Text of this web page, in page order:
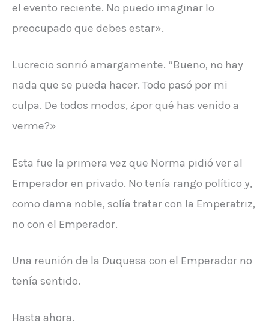
el evento reciente. No puedo imaginar lo
preocupado que debes estar».
Lucrecio sonrió amargamente. “Bueno, no hay
nada que se pueda hacer. Todo pasó por mi
culpa. De todos modos, ¿por qué has venido a
verme?»
Esta fue la primera vez que Norma pidió ver al
Emperador en privado. No tenía rango político y,
como dama noble, solía tratar con la Emperatriz,
no con el Emperador.
Una reunión de la Duquesa con el Emperador no
tenía sentido.
Hasta ahora.